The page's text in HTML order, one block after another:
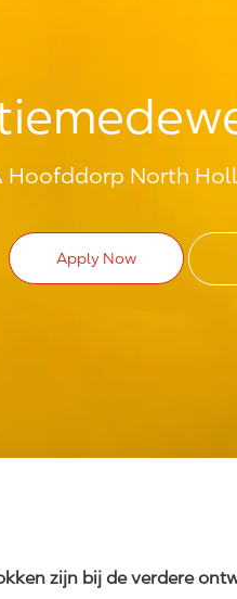
Hoofddorp North
Apply Now
zijn bij de verdere